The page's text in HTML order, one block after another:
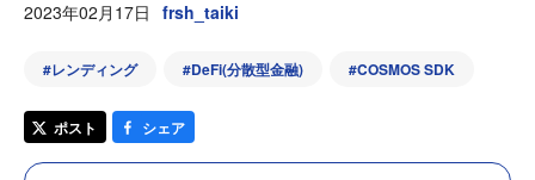
2023年02月17日 frsh_taiki
#レンディング #DeFi(分散型金融) #COSMOS SDK
ポスト シェア